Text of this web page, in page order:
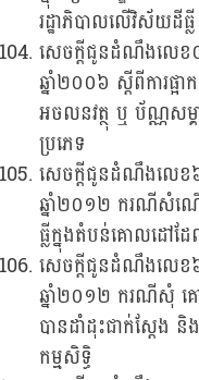
រដ្ឋាភិបាលលើវិស័យដីធ្លី
សេចក្តីជូនដំណឹងលេខ
ឆ្នាំ២០០៦ ស្តីពីការផ្អ
អចលនវត្ថុ ឬ ប័ណ្ណសម្
ប្រភេទ
សេចក្តីជូនដំណឹងលេខ
ឆ្នាំ២០១២ ករណីសំណើ
ធ្លីក្នុងតំបន់គោលដៅដ
សេចក្តីជូនដំណឹងលេខ
ឆ្នាំ២០១២ ករណីសុំ
បានដាំដុះជាក់ស្តែង និ
កម្មសិទ្ធិ